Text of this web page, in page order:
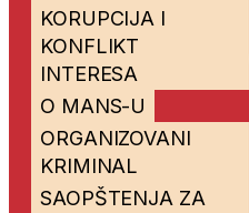
KORUPCIJA I
KONFLIKT
INTERESA
O MANS-U
ORGANIZOVANI
KRIMINAL
SAOPŠTENJA ZA